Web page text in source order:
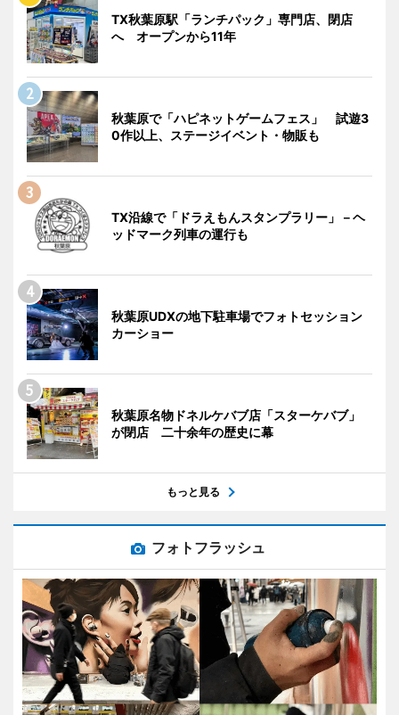
TX秋葉原駅「ランチパック」専門店、閉店
へ オープンから11年
秋葉原で「ハピネットゲームフェス」 試遊3
0作以上、ステージイベント・物販も
TX沿線で「ドラえもんスタンプラリー」－ヘ
ッドマーク列車の運行も
秋葉原UDXの地下駐車場でフォトセッション
カーショー
秋葉原名物ドネルケバブ店「スターケバブ」
が閉店 二十余年の歴史に幕
もっと見る
フォトフラッシュ